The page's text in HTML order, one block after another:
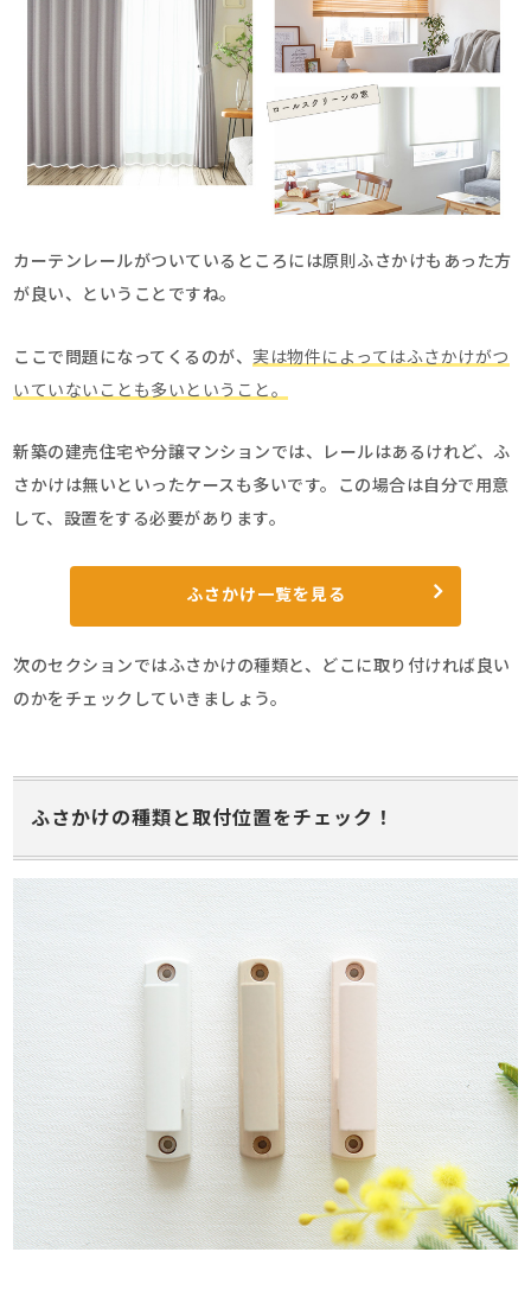
カーテンレールがついているところには原則ふさかけもあった方
が良い、ということですね。
ここで問題になってくるのが、 実は物件によってはふさかけがつ
いていないことも多いということ。
新築の建売住宅や分譲マンションでは、レールはあるけれど、ふ
さかけは無いといったケースも多いです。この場合は自分で用意
して、設置をする必要があります。
ふさかけ一覧を見る
次のセクションではふさかけの種類と、どこに取り付ければ良い
のかをチェックしていきましょう。
ふさかけの種類と取付位置をチェック！